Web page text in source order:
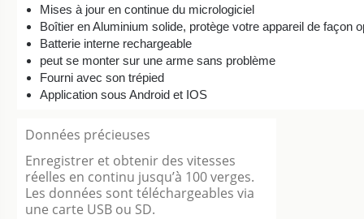
Mises à jour en continue du micrologiciel
Boîtier en Aluminium solide, protège votre appareil de façon
Batterie interne rechargeable
peut se monter sur une arme sans problème
Fourni avec son trépied
Application sous Android et IOS
Données précieuses
Enregistrer et obtenir des vitesses
réelles en continu jusqu’à 100 verges.
Les données sont téléchargeables via
une carte USB ou SD.